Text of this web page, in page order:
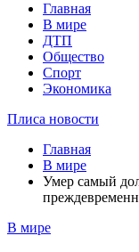
Главная
В мире
ДТП
Общество
Спорт
Экономика
Плиса новости
Главная
В мире
Умер самый
В мире